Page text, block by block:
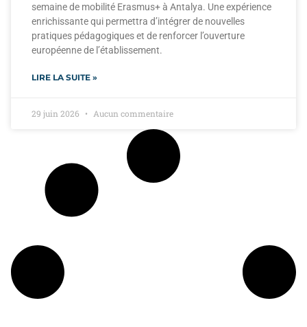
semaine de mobilité Erasmus+ à Antalya. Une expérience
enrichissante qui permettra d’intégrer de nouvelles
pratiques pédagogiques et de renforcer l’ouverture
européenne de l’établissement.
LIRE LA SUITE »
29 juin 2026 Aucun commentaire